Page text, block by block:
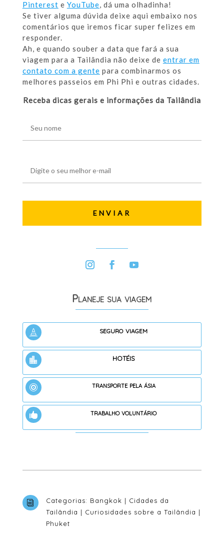
Pinterest e YouTube, dá uma olhadinha!
Se tiver alguma dúvida deixe aqui embaixo nos
comentários que iremos ficar super felizes em
responder.
Ah, e quando souber a data que fará a sua
viagem para a Tailândia não deixe de entrar em
contato com a gente para combinarmos os
melhores passeios em Phi Phi e outras cidades.
Receba dicas gerais e informações da Tailândia
Planeje sua viagem
 seguro viagem
 hotéis
 transporte pela ásia
 trabalho voluntário
i Categorias: Bangkok | Cidades da
Tailândia | Curiosidades sobre a Tailândia |
Phuket